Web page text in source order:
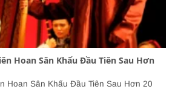
Hoan Sân Khấu Đầu Tiên Sau Hơn
Hoan Sân Khấu Đầu Tiên Sau Hơn 20